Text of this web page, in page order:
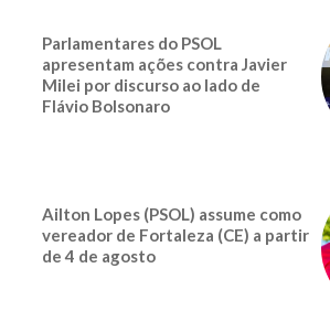
Parlamentares do PSOL
apresentam ações contra Javier
Milei por discurso ao lado de
Flávio Bolsonaro
Ailton Lopes (PSOL) assume como
vereador de Fortaleza (CE) a partir
de 4 de agosto